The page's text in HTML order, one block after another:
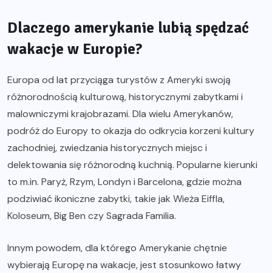
Dlaczego amerykanie lubią spędzać
wakacje w Europie?
Europa od lat przyciąga turystów z Ameryki swoją
różnorodnością kulturową, historycznymi zabytkami i
malowniczymi krajobrazami. Dla wielu Amerykanów,
podróż do Europy to okazja do odkrycia korzeni kultury
zachodniej, zwiedzania historycznych miejsc i
delektowania się różnorodną kuchnią. Popularne kierunki
to m.in. Paryż, Rzym, Londyn i Barcelona, gdzie można
podziwiać ikoniczne zabytki, takie jak Wieża Eiffla,
Koloseum, Big Ben czy Sagrada Familia.
Innym powodem, dla którego Amerykanie chętnie
wybierają Europę na wakacje, jest stosunkowo łatwy